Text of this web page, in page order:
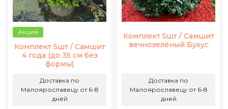
Акция
Комплект 5шт / Самшит
4 года (до 35 см без
формы)
Доставка по
Малоярославецу от 6-8
дней
Комплект 5шт / Самшит
вечнозелёный Бухус
Доставка по
Малоярославецу от 6-8
дней